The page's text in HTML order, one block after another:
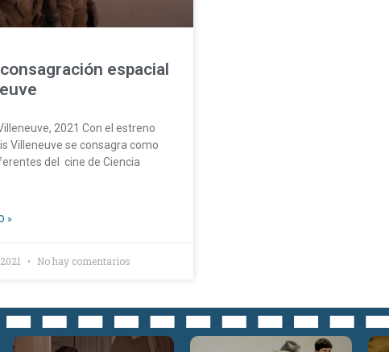
consagración espacial
2021 Con el estreno
Villeneuve se consagra como
del cine de Ciencia
»
No hay comentarios